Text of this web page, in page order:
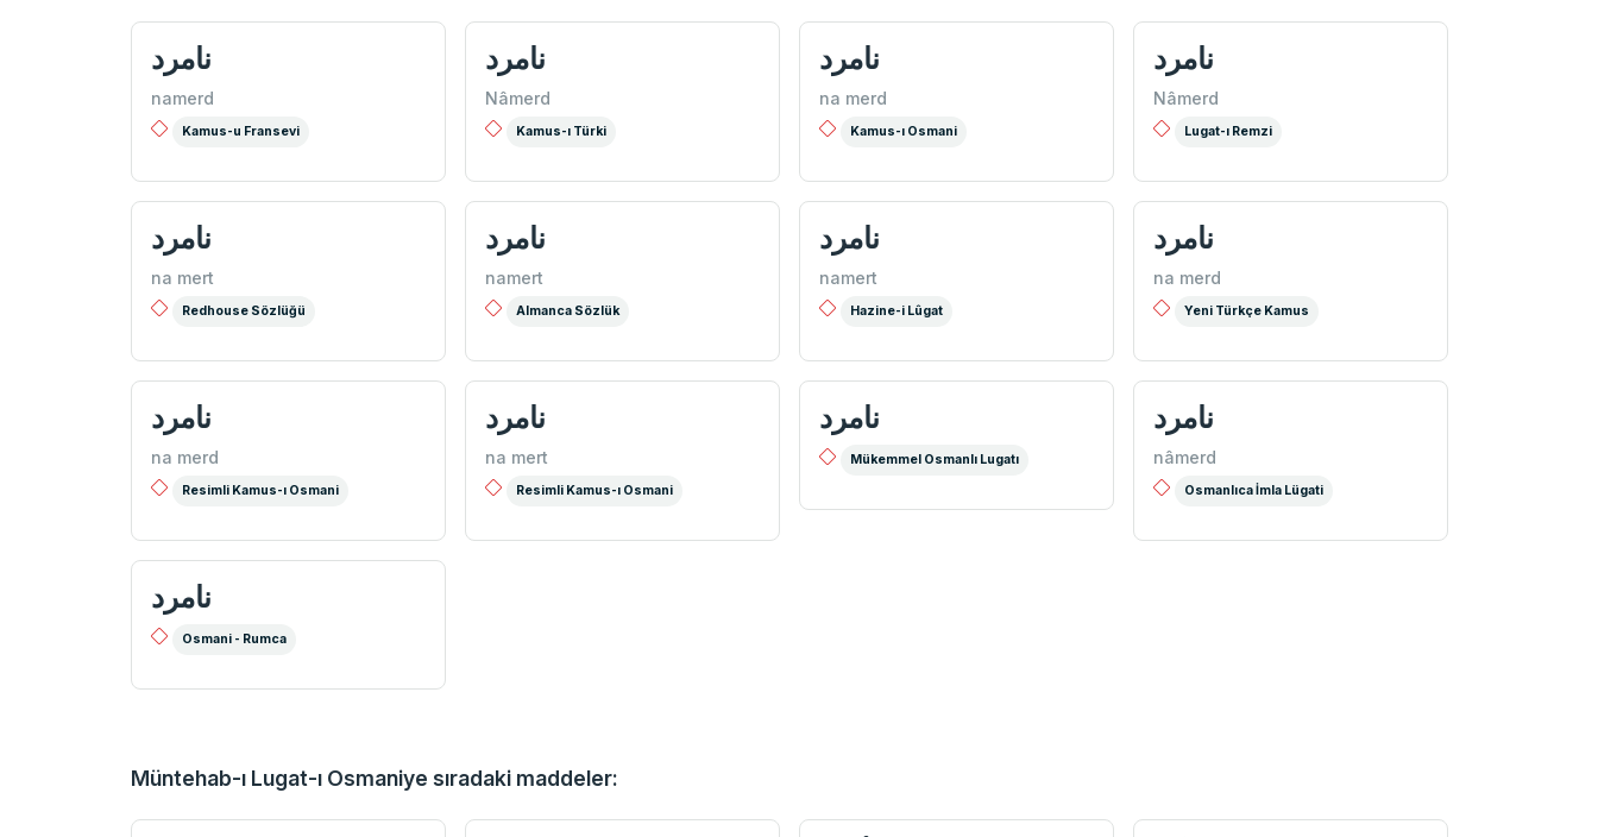
نامرد
namerd
Kamus-u Fransevi
نامرد
Nâmerd
Kamus-ı Türki
نامرد
na merd
Kamus-ı Osmani
نامرد
Nâmerd
Lugat-ı Remzi
نامرد
na mert
Redhouse Sözlüğü
نامرد
namert
Almanca Sözlük
نامرد
namert
Hazine-i Lûgat
نامرد
na merd
Yeni Türkçe Kamus
نامرد
na merd
Resimli Kamus-ı Osmani
نامرد
na mert
Resimli Kamus-ı Osmani
نامرد
Mükemmel Osmanlı Lugatı
نامرد
nâmerd
Osmanlıca İmla Lügati
نامرد
Osmani - Rumca
Müntehab-ı Lugat-ı Osmaniye sıradaki maddeler: